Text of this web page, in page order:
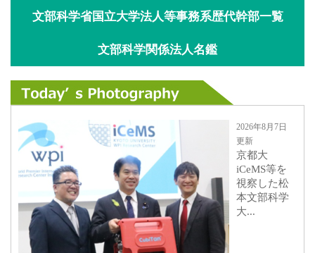
文部科学省国立大学法人等事務系歴代幹部一覧
文部科学関係法人名鑑
2026年8月7日
更新
京都大
iCeMS等を
視察した松
本文部科学
大...